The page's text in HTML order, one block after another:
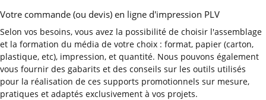
Votre commande (ou devis) en ligne d'impression PLV
Selon vos besoins, vous avez la possibilité de choisir l'assemblage
et la formation du média de votre choix : format, papier (carton,
plastique, etc), impression, et quantité. Nous pouvons également
vous fournir des gabarits et des conseils sur les outils utilisés
pour la réalisation de ces supports promotionnels sur mesure,
pratiques et adaptés exclusivement à vos projets.